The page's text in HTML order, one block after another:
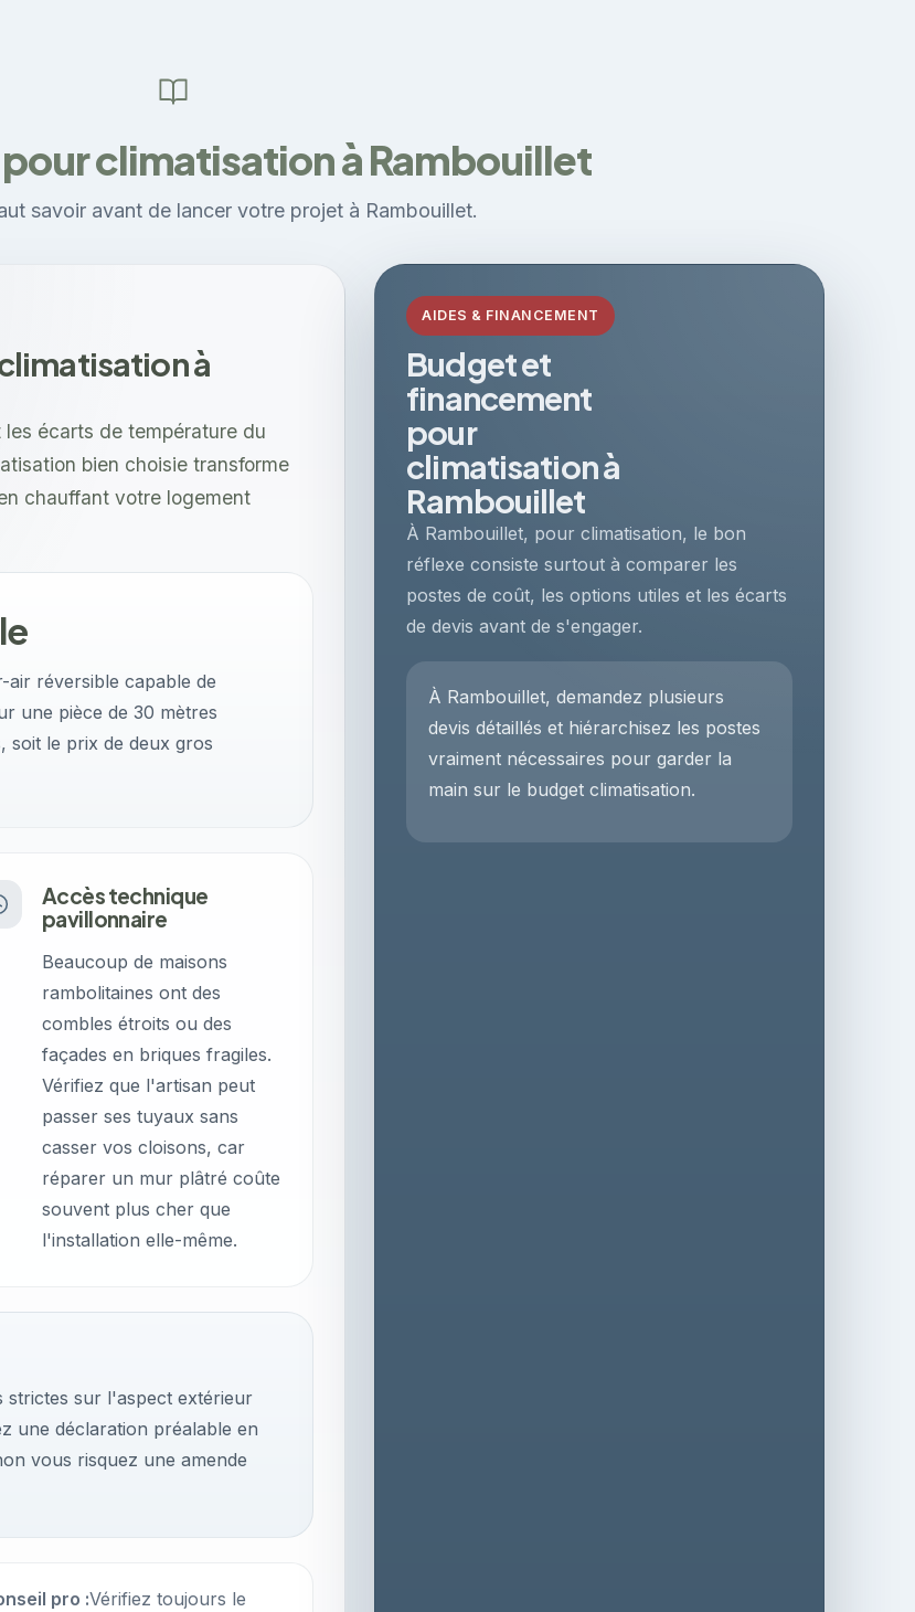
climatisation à Rambouillet
savoir avant de lancer votre projet à Rambouillet.
à
écarts de température du
bien choisie transforme
chauffant votre logement
réversible capable de
une pièce de 30 mètres
soit le prix de deux gros
Accès technique
pavillonnaire
Beaucoup de maisons
rambolitaines ont des
combles étroits ou des
façades en briques fragiles.
Vérifiez que l'artisan peut
passer ses tuyaux sans
casser vos cloisons, car
réparer un mur plâtré coûte
souvent plus cher que
l'installation elle-même.
strictes sur l'aspect extérieur
une déclaration préalable en
vous risquez une amende
pro :Vérifiez toujours le
AIDES & FINANCEMENT
Budget et
financement
pour
climatisation à
Rambouillet
À Rambouillet, pour climatisation, le bon
réflexe consiste surtout à comparer les
postes de coût, les options utiles et les écarts
de devis avant de s'engager.
À Rambouillet, demandez plusieurs
devis détaillés et hiérarchisez les postes
vraiment nécessaires pour garder la
main sur le budget climatisation.